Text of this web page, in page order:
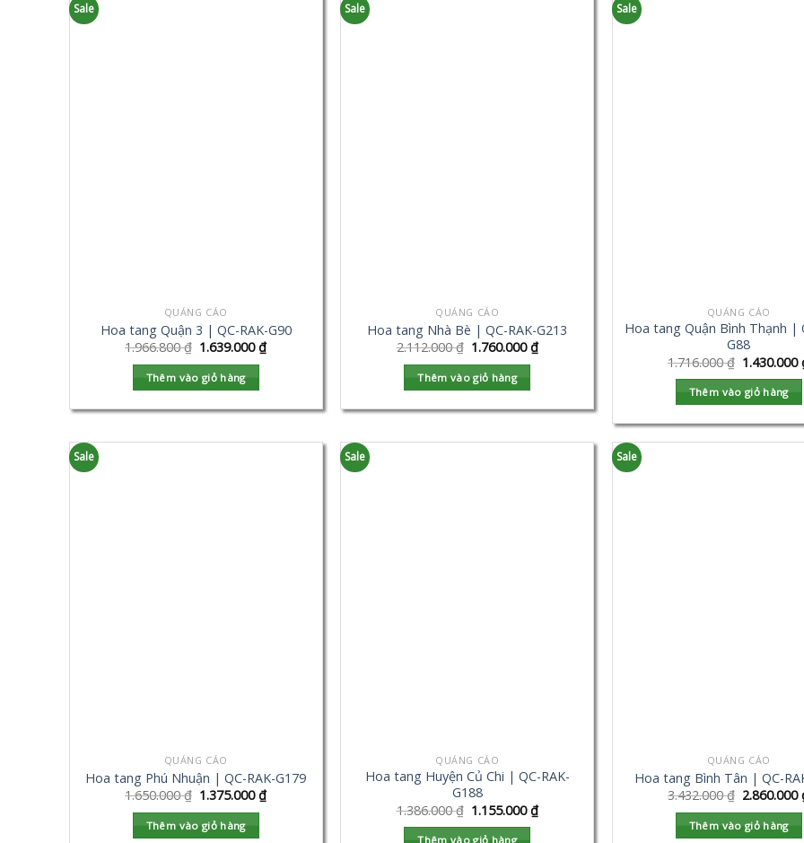
Sale
QUẢNG CÁO
Hoa tang Quận 3 | QC-RAK-G90
1.966.800₫ 1.639.000₫
Thêm vào giỏ hàng
Sale
QUẢNG CÁO
Hoa tang Nhà Bè | QC-RAK-G213
2.112.000₫ 1.760.000₫
Thêm vào giỏ hàng
Sale
QUẢNG CÁO
Hoa tang Quận Bình Thạnh |
G88
1.716.000₫ 1.430.000
Thêm vào giỏ hàng
Sale
QUẢNG CÁO
Hoa tang Phú Nhuận | QC-RAK-G179
1.650.000₫ 1.375.000₫
Thêm vào giỏ hàng
Sale
QUẢNG CÁO
Hoa tang Huyện Củ Chi | QC-RAK-
G188
1.386.000₫ 1.155.000₫
Thêm vào giỏ hàng
Sale
QUẢNG CÁO
Hoa tang Bình Tân | QC-
3.432.000₫ 2.860.000
Thêm vào giỏ hàng